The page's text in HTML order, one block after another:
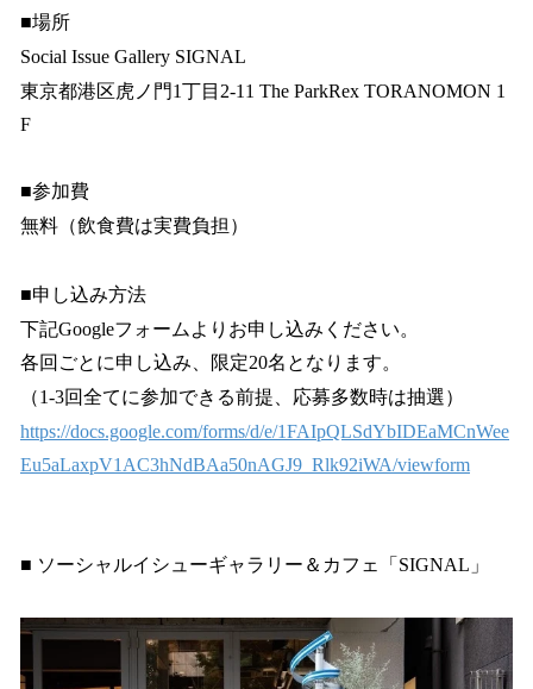
■場所
Social Issue Gallery SIGNAL
東京都港区虎ノ門1丁目2-11 The ParkRex TORANOMON 1
F
■参加費
無料（飲食費は実費負担）
■申し込み方法
下記Googleフォームよりお申し込みください。
各回ごとに申し込み、限定20名となります。
（1-3回全てに参加できる前提、応募多数時は抽選）
https://docs.google.com/forms/d/e/1FAIpQLSdYbIDEaMCnWee
Eu5aLaxpV1AC3hNdBAa50nAGJ9_Rlk92iWA/viewform
■ ソーシャルイシューギャラリー＆カフェ「SIGNAL」